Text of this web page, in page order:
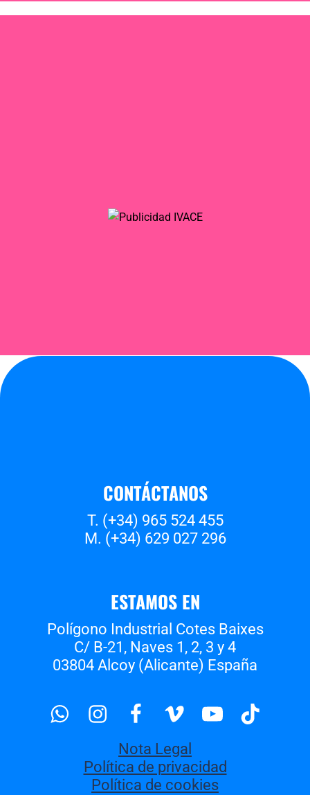
CONTÁCTANOS
T. (+34) 965 524 455
M. (+34) 629 027 296
ESTAMOS EN
Polígono Industrial Cotes Baixes
C/ B-21, Naves 1, 2, 3 y 4
03804 Alcoy (Alicante) España
Whatsapp
Instagram
Facebook
VimeoYoutube
Tiktok
Nota Legal
Política de privacidad
Política de cookies